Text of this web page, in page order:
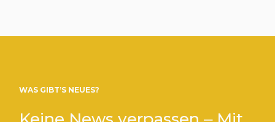
WAS GIBT’S NEUES?